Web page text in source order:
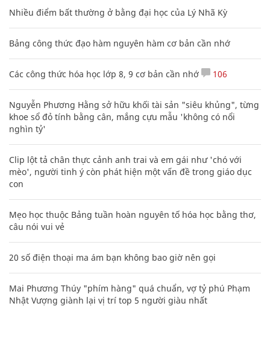
Nhiều điểm bất thường ở bằng đại học của Lý Nhã Kỳ
Bảng công thức đạo hàm nguyên hàm cơ bản cần nhớ
Các công thức hóa học lớp 8, 9 cơ bản cần nhớ 106
Nguyễn Phương Hằng sở hữu khối tài sản "siêu khủng", từng
khoe sổ đỏ tính bằng cân, mắng cựu mẫu 'không có nổi
nghìn tỷ'
Clip lột tả chân thực cảnh anh trai và em gái như 'chó với
mèo', người tinh ý còn phát hiện một vấn đề trong giáo dục
con
Mẹo học thuộc Bảng tuần hoàn nguyên tố hóa học bằng thơ,
câu nói vui vẻ
20 số điện thoại ma ám bạn không bao giờ nên gọi
Mai Phương Thúy "phím hàng" quá chuẩn, vợ tỷ phú Phạm
Nhật Vượng giành lại vị trí top 5 người giàu nhất